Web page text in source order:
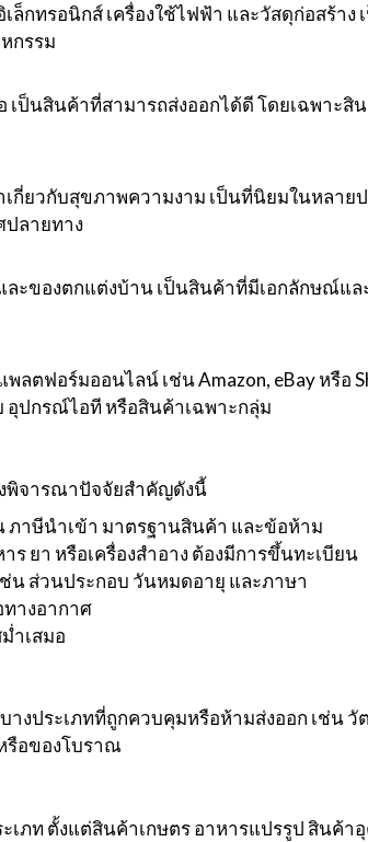
กทรอนิกส์ เครื่องใช้ไฟฟ้า และวัสดุก่อสร้า
กรรม
เป็นสินค้าที่สามารถส่งออกได้ดี โดยเฉพา
กี่ยวกับสุขภาพความงาม เป็นที่นิยมในหลาย
ปลายทาง
ะของตกแต่งบ้าน เป็นสินค้าที่มีเอกลักษณ์แ
ตฟอร์มออนไลน์ เช่น Amazon, eBay หรือ
อุปกรณ์ไอที หรือสินค้าเฉพาะกลุ่ม
พิจารณาปัจจัยสำคัญดังนี้
ภาษีนำเข้า มาตรฐานสินค้า และข้อห้าม
ยา หรือเครื่องสำอาง ต้องมีการขึ้นทะเบียน
ส่วนประกอบ วันหมดอายุ และภาษา
ทางอากาศ
ำเสมอ
ประเภทที่ถูกควบคุมหรือห้ามส่งออก เช่น วั
รือของโบราณ
เภท ตั้งแต่สินค้าเกษตร อาหารแปรรูป สินค้